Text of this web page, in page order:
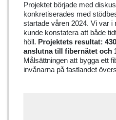
Projektet började med
konkretiserades med
startade våren 2024. Vi var i
kunde konstatera att både
höll. Projektets resultat:
anslutna till fibernätet och
Målsättningen att bygga ett
invånarna på fastlandet